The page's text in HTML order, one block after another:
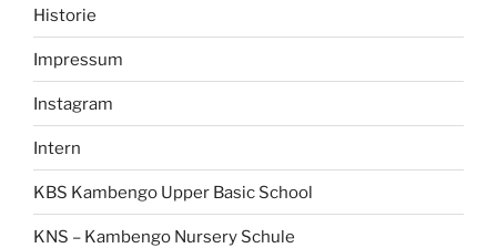
Historie
Impressum
Instagram
Intern
KBS Kambengo Upper Basic School
KNS – Kambengo Nursery Schule